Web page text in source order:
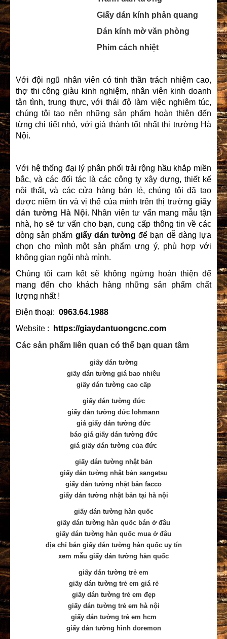
Giấy dán kính phản quang
Dán kính mờ văn phòng
Phim cách nhiệt
Với đội ngũ nhân viên có tinh thần trách nhiệm cao,
thợ thi công giàu kinh nghiệm, nhân viên kinh doanh
tận tình, trung thực, với thái độ làm việc nghiêm túc,
chúng tôi tạo nên những sản phẩm hoàn thiện đến
từng chi tiết nhỏ, với giá thành tốt nhất thị trường Hà
Nội.
Với hệ thống đại lý phân phối trải rộng hầu khắp miền
bắc, và các đối tác là các công ty xây dựng, thiết kế
nội thất, và các cửa hàng bán lẻ, chúng tôi đã tạo
được niềm tin và vị thế của mình trên thị trường giấy
dán tường Hà Nội. Nhân viên tư vấn mang mẫu tận
nhà, họ sẽ tư vấn cho bạn, cung cấp thông tin về các
dòng sản phẩm giấy dán tường để bạn dễ dàng lựa
chọn cho mình một sản phẩm ưng ý, phù hợp với
không gian ngôi nhà mình.
Chúng tôi cam kết sẽ không ngừng hoàn thiện để
mang đến cho khách hàng những sản phẩm chất
lượng nhất !
Điện thoại: 0963.64.1988
Website :
https://giaydantuongcnc.com
Các sản phẩm liên quan có thể bạn quan tâm
giấy dán tường
giấy dán tường giá bao nhiêu
giấy dán tường cao cấp
giấy dán tường đức
giấy dán tường đức lohmann
giá giấy dán tường đức
báo giá giấy dán tường đức
giá giấy dán tường của đức
giấy dán tường nhật bản
giấy dán tường nhật bản sangetsu
giấy dán tường nhật bản facco
giấy dán tường nhật bản tại hà nội
giấy dán tường hàn quốc
giấy dán tường hàn quốc bán ở đâu
giấy dán tường hàn quốc mua ở đâu
địa chỉ bán giấy dán tường hàn quốc uy tín
xem mẫu giấy dán tường hàn quốc
giấy dán tường trẻ em
giấy dán tường trẻ em giá rẻ
giấy dán tường trẻ em đẹp
giấy dán tường trẻ em hà nội
giấy dán tường trẻ em hcm
giấy dán tường hình doremon